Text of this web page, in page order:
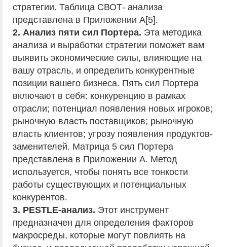
стратегии. Таблица СВОТ- анализа
представлена в Приложении А[5].
2. Анализ пяти сил Портера. Эта методика
анализа и выработки стратегии поможет вам
выявить экономические силы, влияющие на
вашу отрасль, и определить конкурентные
позиции вашего бизнеса. Пять сил Портера
включают в себя: конкуренцию в рамках
отрасли; потенциал появления новых игроков;
рыночную власть поставщиков; рыночную
власть клиентов; угрозу появления продуктов-
заменителей. Матрица 5 сил Портера
представлена в Приложении А. Метод
используется, чтобы понять все тонкости
работы существующих и потенциальных
конкурентов.
3. PESTLE-анализ. Этот инструмент
предназначен для определения факторов
макросреды, которые могут повлиять на